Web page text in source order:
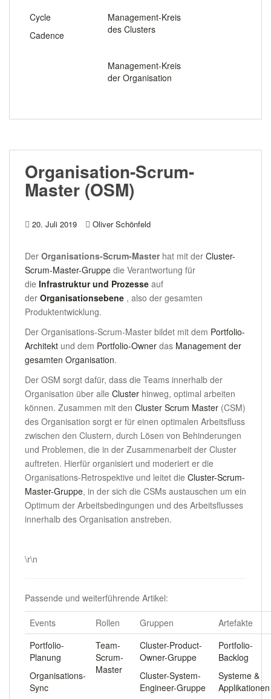
Cycle
Cadence
Management-Kreis
des Clusters
Management-Kreis
der Organisation
Organisation-Scrum-
Master (OSM)
20. Juli 2019 Oliver Schönfeld
Der Organisations-Scrum-Masterhat mit der Cluster-
Scrum-Master-Gruppe die Verantwortung für
die Infrastruktur und Prozesse auf
der Organisationsebene , also der gesamten
Produktentwicklung.
Der Organisations-Scrum-Master bildet mit dem Portfolio-
Architekt und dem Portfolio-Owner das Management der
gesamten Organisation.
Der OSM sorgt dafür, dass die Teams innerhalb der
Organisation über alle Cluster hinweg, optimal arbeiten
können. Zusammen mit den Cluster Scrum Master (CSM)
des Organisation sorgt er für einen optimalen Arbeitsfluss
zwischen den Clustern, durch Lösen von Behinderungen
und Problemen, die in der Zusammenarbeit der Cluster
auftreten. Hierfür organisiert und moderiert er die
Organisations-Retrospektive und leitet die Cluster-Scrum-
Master-Gruppe, in der sich die CSMs austauschen um ein
Optimum der Arbeitsbedingungen und des Arbeitsflusses
innerhalb des Organisation anstreben.
\r\n
Passende und weiterführende Artikel:
Events Rollen Gruppen
Artefakte
Portfolio-
Planung
Organisations-
Sync
Team-
Scrum-
Master
Cluster-Product-
Owner-Gruppe
Cluster-System-
Engineer-Gruppe
Portfolio-
Backlog
Systeme &
Applikationen